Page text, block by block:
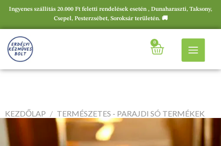
Ingyenes szállítás 20.000 Ft feletti rendelések esetén , Dunaharaszti, Taksony,
Csepel, Pesterzsébet, Soroksár területén. 🚚
0
KEZDŐLAP / TERMÉSZETES - PARAJDI SÓ TERMÉKEK